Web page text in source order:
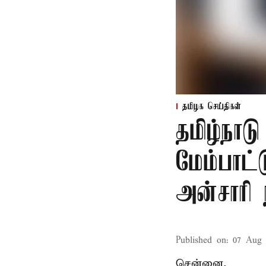
தமிழக செய்திகள்
Published on: 07 Aug